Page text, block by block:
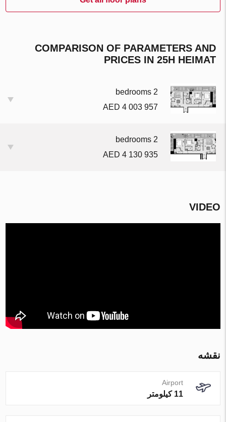
COMPARISON OF PARAMETERS AND
PRICES IN 25H HEIMAT
2 bedrooms
4 003 957 AED
2 bedrooms
4 130 935 AED
VIDEO
نقشه
Airport
11 کیلومتر